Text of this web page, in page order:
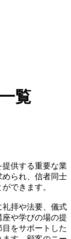
覧
供する重要な業
られ、信者同士
できます。
拝や法要、儀式
や学びの場の提
をサポートした